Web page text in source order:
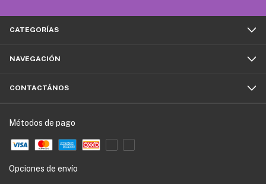
CATEGORÍAS
NAVEGACIÓN
CONTACTÁNOS
Métodos de pago
Opciones de envío